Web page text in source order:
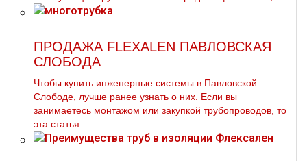
ПРОДАЖА FLEXALEN ПАВЛОВСКАЯ
СЛОБОДА
Чтобы купить инженерные системы в Павловской
Слободе, лучше ранее узнать о них. Если вы
занимаетесь мoнтaжом или закупкой тpубопроводов, то
эта статья...